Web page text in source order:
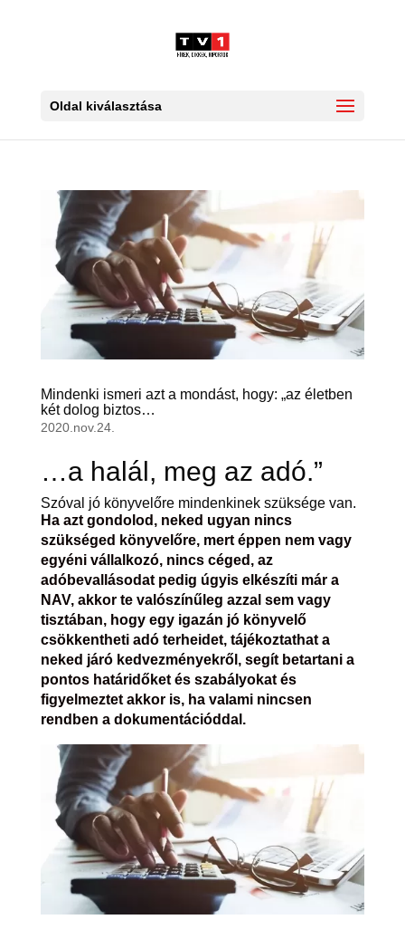
Oldal kiválasztása
Mindenki ismeri azt a mondást, hogy: „az életben
két dolog biztos…
2020.nov.24.
…a halál, meg az adó.”
Szóval jó könyvelőre mindenkinek szüksége van.
Ha azt gondolod, neked ugyan nincs
szükséged könyvelőre, mert éppen nem vagy
egyéni vállalkozó, nincs céged, az
adóbevallásodat pedig úgyis elkészíti már a
NAV, akkor te valószínűleg azzal sem vagy
tisztában, hogy egy igazán jó könyvelő
csökkentheti adó terheidet, tájékoztathat a
neked járó kedvezményekről, segít betartani a
pontos határidőket és szabályokat és
figyelmeztet akkor is, ha valami nincsen
rendben a dokumentációddal.